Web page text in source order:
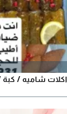
اكلات شاميه /